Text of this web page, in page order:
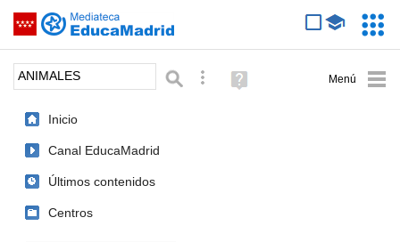
Saltar navegación
Palabra o frase: Búsqueda avanzada
Ayuda
(en
Inicio
Canal EducaMadrid
Últimos contenidos
Centros